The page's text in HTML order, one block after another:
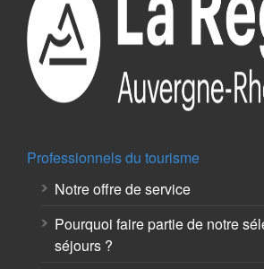
Professionnels du tourisme
Notre offre de service
Pourquoi faire partie de notre
séjours ?